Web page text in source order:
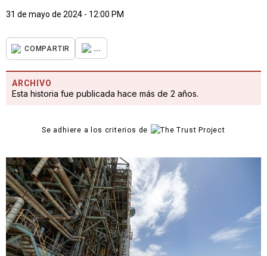
31 de mayo de 2024 - 12:00 PM
COMPARTIR ...
ARCHIVO
Esta historia fue publicada hace más de 2 años.
Se adhiere a los criterios de